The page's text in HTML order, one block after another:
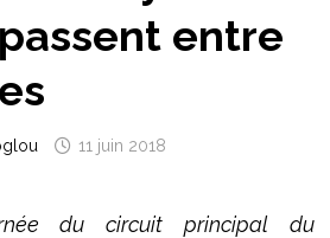
entre
11 juin 2018
du circuit principal du